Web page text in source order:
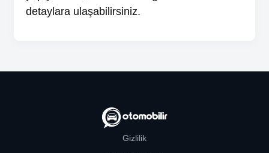
detaylara ulaşabilirsiniz.
Gizlilik